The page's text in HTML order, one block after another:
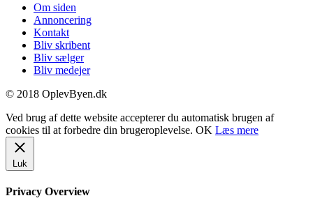
Om siden
Annoncering
Kontakt
Bliv skribent
Bliv sælger
Bliv medejer
© 2018 OplevByen.dk
Ved brug af dette website accepterer du automatisk brugen af
cookies til at forbedre din brugeroplevelse. OK Læs mere
Luk
Privacy Overview